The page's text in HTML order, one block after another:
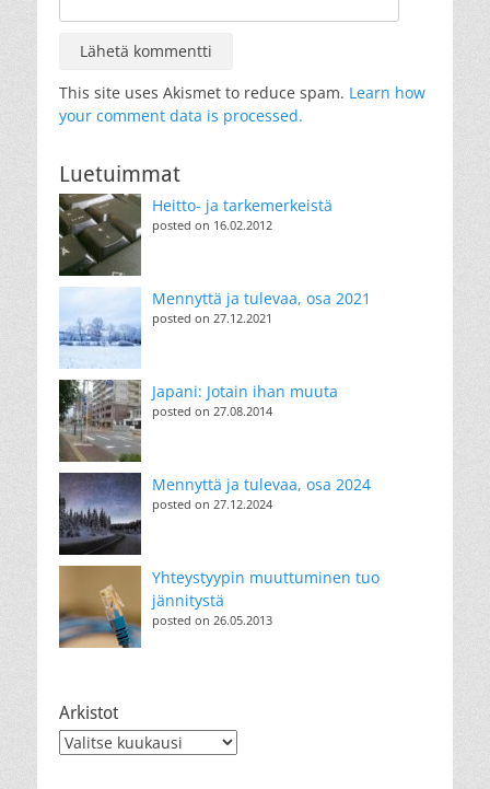
This site uses Akismet to reduce spam. Learn how
your comment data is processed.
Luetuimmat
Heitto- ja tarkemerkeistä
posted on 16.02.2012
Mennyttä ja tulevaa, osa 2021
posted on 27.12.2021
Japani: Jotain ihan muuta
posted on 27.08.2014
Mennyttä ja tulevaa, osa 2024
posted on 27.12.2024
Yhteystyypin muuttuminen tuo
jännitystä
posted on 26.05.2013
Arkistot
Arkistot